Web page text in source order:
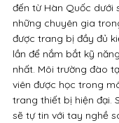
đến từ Hàn Quốc dưới
những chuyên gia
được trang bị đầy đủ
lần để nắm bắt kỹ
nhất. Môi trường đào
viên được học trong
trang thiết bị hiện đại.
sẽ tự tin với tay nghề